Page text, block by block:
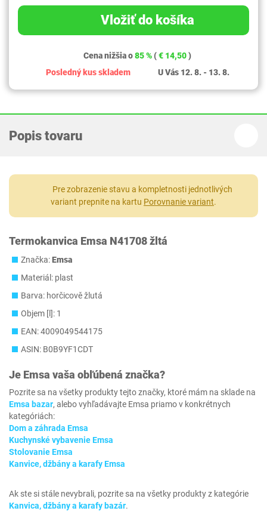
Vložiť do košíka
Cena nižšia o85 % (€ 14,50)
Posledný kus skladem
U Vás 12. 8. - 13. 8.
Popis tovaru
Pre zobrazenie stavu a kompletnosti jednotlivých
variant prepnite na kartu Porovnanie variant.
Termokanvica Emsa N41708 žltá
Značka:Emsa
Materiál: plast
Barva: horčicově žlutá
Objem [l]: 1
EAN: 4009049544175
ASIN: B0B9YF1CDT
Je Emsa vaša obľúbená značka?
Pozrite sa na všetky produkty tejto značky, ktoré mám na sklade na
Emsa bazar, alebo vyhľadávajte Emsa priamo v konkrétnych
kategóriách:
Dom a záhrada Emsa
Kuchynské vybavenie Emsa
Stolovanie Emsa
Kanvice, džbány a karafy Emsa
Ak ste si stále nevybrali, pozrite sa na všetky produkty z kategórie
Kanvica, džbány a karafy bazár.